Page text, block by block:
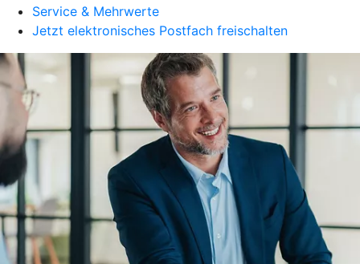
Service & Mehrwerte
Jetzt elektronisches Postfach freischalten